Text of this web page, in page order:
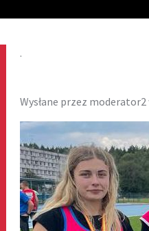
.
Wysłane przez moderator2